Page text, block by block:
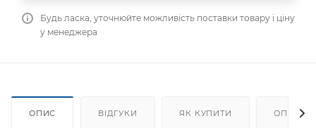
Будь ласка, уточнюйте можливість поставки товару і ціну
у менеджера
ОПИС ВІДГУКИ ЯК КУПИТИ ОПЛАТА